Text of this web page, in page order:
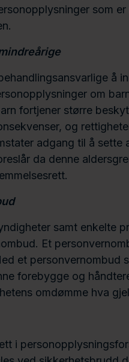
som
å
om
fortjener større
og
adgang til å sette
da denne
samt enkelte
Et
et personvernombud
forebygge og
omdømme hva
i